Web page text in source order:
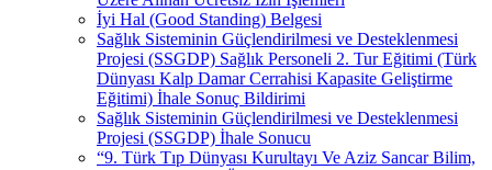
İyi Hal (Good Standing) Belgesi
Sağlık Sisteminin Güçlendirilmesi ve Desteklenmesi
Projesi (SSGDP) Sağlık Personeli 2. Tur Eğitimi (Türk
Dünyası Kalp Damar Cerrahisi Kapasite Geliştirme
Eğitimi) İhale Sonuç Bildirimi
Sağlık Sisteminin Güçlendirilmesi ve Desteklenmesi
Projesi (SSGDP) İhale Sonucu
“9. Türk Tıp Dünyası Kurultayı Ve Aziz Sancar Bilim,